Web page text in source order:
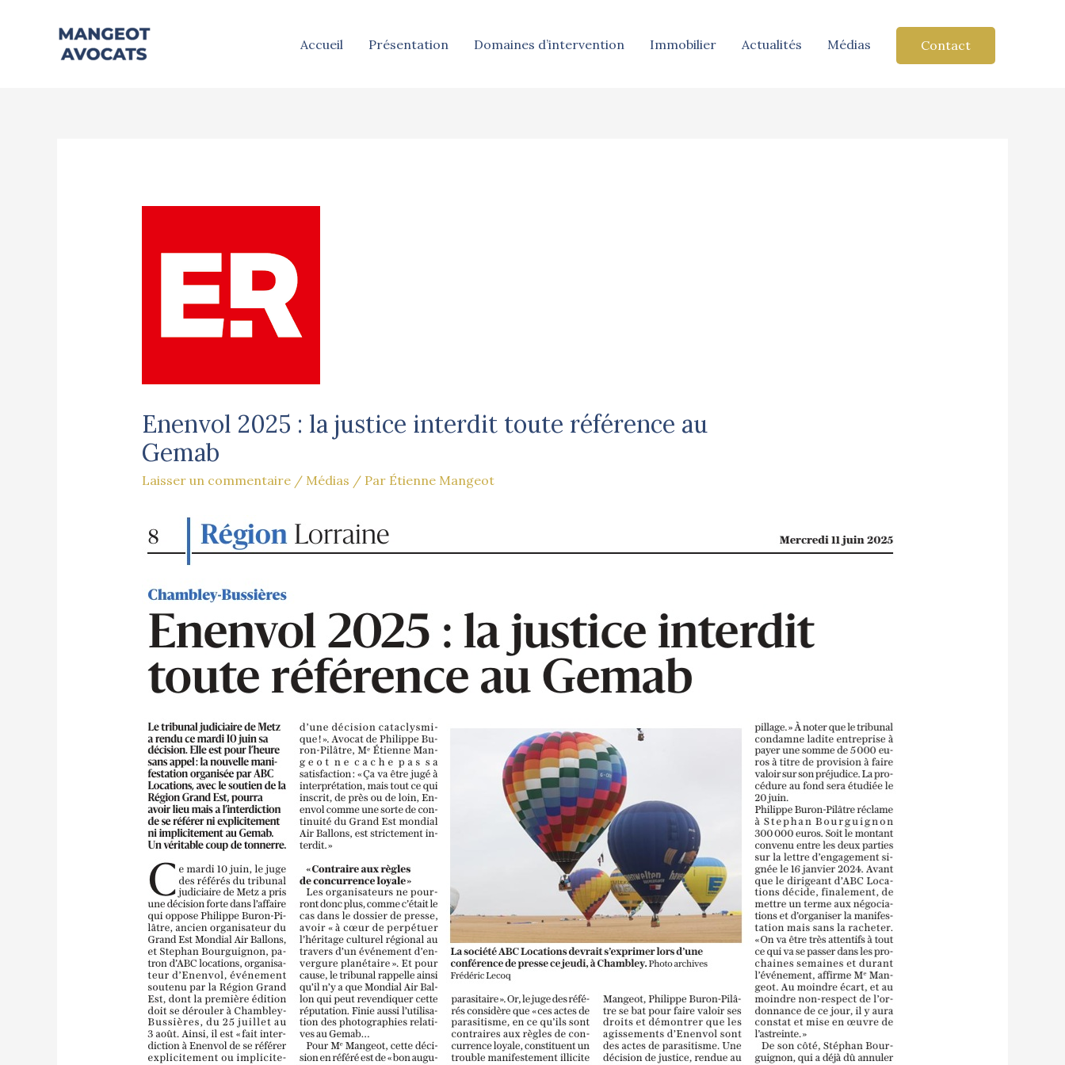
Accueil Présentation Domaines d’intervention Immobilier Actualités Médias Contact
Enenvol 2025 : la justice interdit toute référence au
Gemab
Laisser un commentaire / Médias / Par Étienne Mangeot